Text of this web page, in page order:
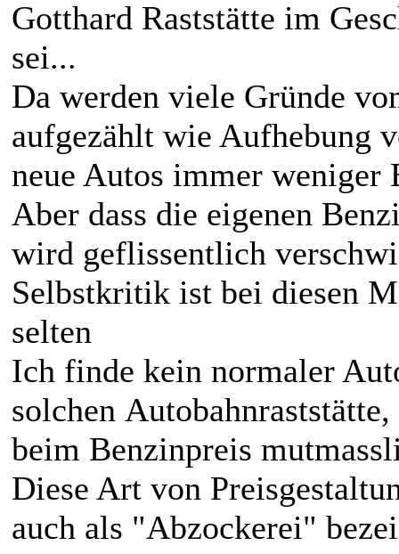
Gotthard Raststätte im
sei...
Da werden viele Gründe
aufgezählt wie Aufhebung
neue Autos immer weniger
Aber dass die eigenen
wird geflissentlich
Selbstkritik ist bei diesen
selten
Ich finde kein normaler
solchen
beim Benzinpreis
Diese Art von
auch als "Abzockerei"